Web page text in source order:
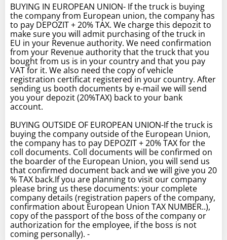
BUYING IN EUROPEAN UNION- If the truck is buying
the company from European union, the company has
to pay DEPOZIT + 20% TAX. We charge this depozit to
make sure you will admit purchasing of the truck in
EU in your Revenue authority. We need confirmation
from your Revenue authority that the truck that you
bought from us is in your country and that you pay
VAT for it. We also need the copy of vehicle
registration certificat registered in your country. After
sending us booth documents by e-mail we will send
you your depozit (20%TAX) back to your bank
account.
BUYING OUTSIDE OF EUROPEAN UNION-If the truck is
buying the company outside of the European Union,
the company has to pay DEPOZIT + 20% TAX for the
coll documents. Coll documents will be confirmed on
the boarder of the European Union, you will send us
that confirmed document back and we will give you 20
% TAX back.If you are planning to visit our company
please bring us these documents: your complete
company details (registration papers of the company,
confirmation about European Union TAX NUMBER..),
copy of the passport of the boss of the company or
authorization for the employee, if the boss is not
coming personally). -